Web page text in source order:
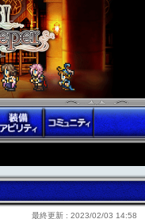
最終更新 : 2023/02/03 14:58